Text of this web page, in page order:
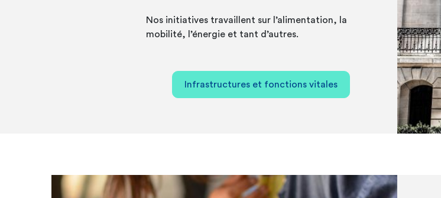
Nos initiatives travaillent sur l’alimentation, la
mobilité, l’énergie et tant d’autres.
Infrastructures et fonctions vitales